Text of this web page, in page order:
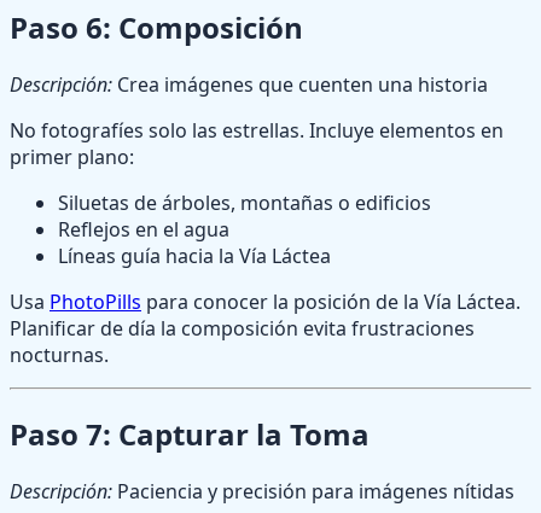
Paso 6: Composición
Descripción: Crea imágenes que cuenten una historia
No fotografíes solo las estrellas. Incluye elementos en
primer plano:
Siluetas de árboles, montañas o edificios
Reflejos en el agua
Líneas guía hacia la Vía Láctea
Usa PhotoPills para conocer la posición de la Vía Láctea.
Planificar de día la composición evita frustraciones
nocturnas.
Paso 7: Capturar la Toma
Descripción: Paciencia y precisión para imágenes nítidas